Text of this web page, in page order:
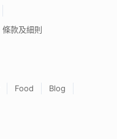
條款及細則
Food
Blog